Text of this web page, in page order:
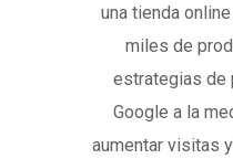
una tienda
miles de
estrategias de
Google a la
aumentar visitas